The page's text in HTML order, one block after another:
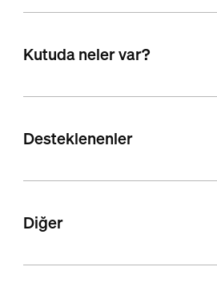
Kutuda neler var?
Desteklenenler
Diğer